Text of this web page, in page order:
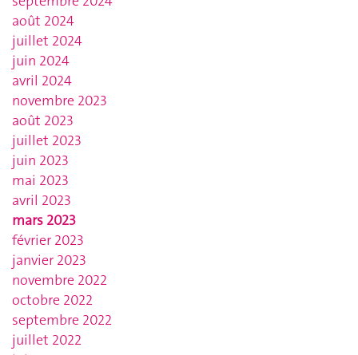
août 2024
juillet 2024
juin 2024
avril 2024
novembre 2023
août 2023
juillet 2023
juin 2023
mai 2023
avril 2023
mars 2023
février 2023
janvier 2023
novembre 2022
octobre 2022
septembre 2022
juillet 2022